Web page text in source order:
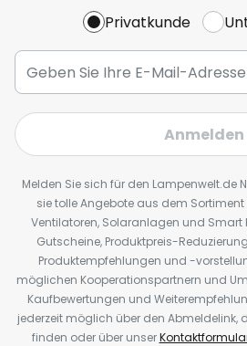
Privatkunde
Anmelden
Melden Sie sich für den Lampenwelt.de
sie tolle Angebote aus dem
Ventilatoren, Solaranlagen und Smart
Gutscheine, Produktpreis-
Produktempfehlungen und -
möglichen Kooperationspartnern und
Kaufbewertungen und
jederzeit möglich über den Abmeldelink,
finden oder über unser